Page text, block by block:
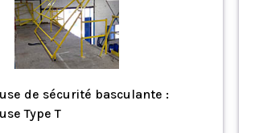
de sécurité basculante :
Type T